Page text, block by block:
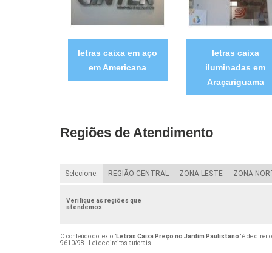
letras caixa em aço
em Americana
letras caixa
iluminadas em
Araçariguama
Regiões de Atendimento
Selecione: REGIÃO CENTRAL ZONA LESTE ZONA
Verifique as regiões que
atendemos
O conteúdo do texto "Letras Caixa Preço no Jardim Paulistano" é de
9610/98 - Lei de direitos autorais